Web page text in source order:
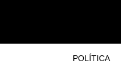
POLÍTICA